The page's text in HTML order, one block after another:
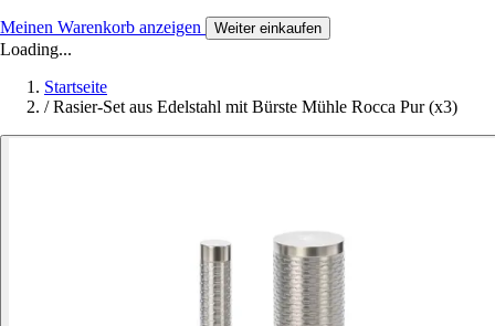
Meinen Warenkorb anzeigen Weiter einkaufen
Loading...
Startseite
/ Rasier-Set aus Edelstahl mit Bürste Mühle Rocca Pur (x3)